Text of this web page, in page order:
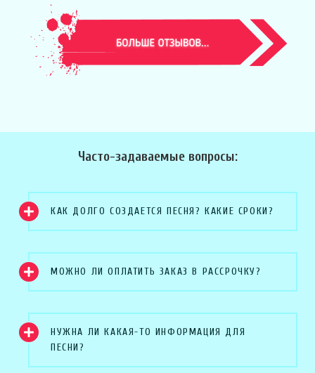
Часто-задаваемые вопросы:
КАК ДОЛГО СОЗДАЕТСЯ ПЕСНЯ? КАКИЕ СРОКИ?
МОЖНО ЛИ ОПЛАТИТЬ ЗАКАЗ В РАССРОЧКУ?
НУЖНА ЛИ КАКАЯ-ТО ИНФОРМАЦИЯ ДЛЯ
ПЕСНИ?